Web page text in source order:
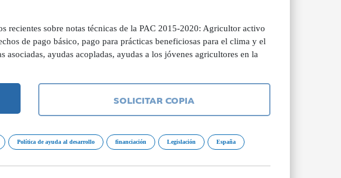
recientes sobre notas técnicas de la PAC 2015-2020: Agricultor activo
de pago básico, pago para prácticas beneficiosas para el clima y el
ayudas acopladas, ayudas a los jóvenes agricultores en la
SOLICITAR COPIA
Política de ayuda al desarrollo financiación Legislación España